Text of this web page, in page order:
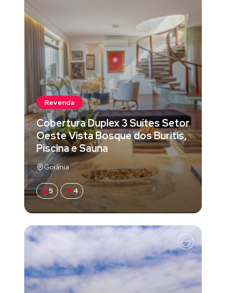
Revenda
Cobertura Duplex 3 Suítes Setor
Oeste Vista Bosque dos Buritis,
Piscina e Sauna
Goiânia
5 4